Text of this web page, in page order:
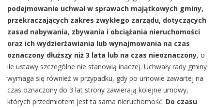
podejmowanie uchwał w sprawach majątkowych gminy,
przekraczających zakres zwykłego zarządu, dotyczących
zasad nabywania, zbywania i obciążania nieruchomości
oraz ich wydzierżawiania lub wynajmowania na czas
oznaczony dłuższy niż 3 lata lub na czas nieoznaczony, o
ile ustawy szczególne nie stanowią inaczej. Uchwały rady gminy
wymaga się również w przypadku, gdy po umowie zawartej na
czas oznaczony do 3 lat strony zawierają kolejne umowy,
których przedmiotem jest ta sama nieruchomość. Do czasu